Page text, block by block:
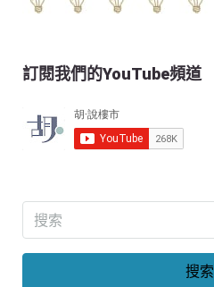
訂閱我們的YouTube頻道
搜索